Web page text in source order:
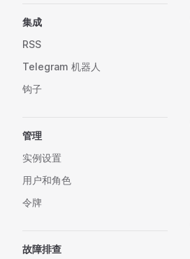
集成
RSS
Telegram 机器人
钩子
管理
实例设置
用户和角色
令牌
故障排查